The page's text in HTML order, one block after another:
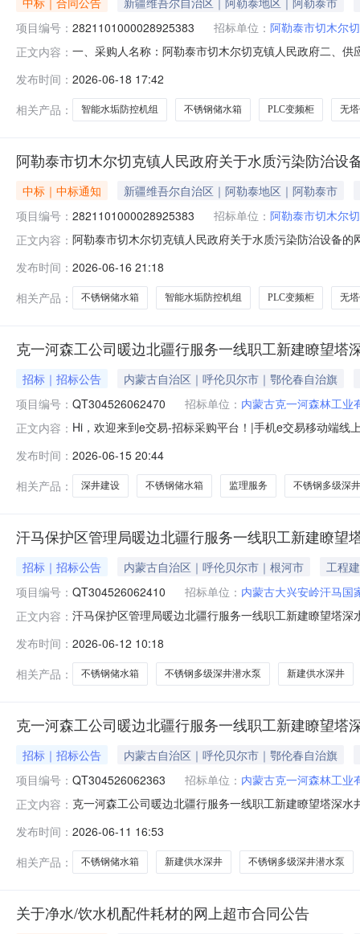
项目编号： 2821101000028925383 招标单位： 阿勒泰市切木尔
正文内容： 一、采购人名称：阿勒泰市切木尔切克镇人民政府二、
无型号个1.00440044002无型号水池相关不锈钢储水箱
发布时间： 2026-06-18 17:42
相关产品：
智能水垢防控机组 不锈钢储水箱 PLC变频柜 无
阿勒泰市切木尔切克镇人民政府关于水质污染防治设
中标｜中标通知
新疆维吾尔自治区｜阿勒泰地区｜阿勒泰市
项目编号： 2821101000028925383 招标单位： 阿勒泰市切木尔
正文内容： 阿勒泰市切木尔切克镇人民政府关于水质污染防治设备
采购计划金额（元）:项目所在行政区划编码:654301项
发布时间： 2026-06-16 21:18
相关产品：
不锈钢储水箱 智能水垢防控机组 PLC变频柜 无
克一河森工公司暖边北疆行服务一线职工新建瞭望
招标｜招标公告
内蒙古自治区｜呼伦贝尔市｜鄂伦春自治旗
项目编号： QT304526062470 招标单位： 内蒙古克一河森林工业
正文内容： Hi，欢迎来到e交易-招标采购平台！|手机e交易移动端线
——监理服务【网上竞价】重要提示：1、《》。2、在参
作流程及相关费用支付方
发布时间： 2026-06-15 20:44
相关产品：
深井建设 不锈钢储水箱 监理服务 不锈钢多级深
汗马保护区管理局暖边北疆行服务一线职工新建瞭望
招标｜招标公告 内蒙古自治区｜呼伦贝尔市｜根河市
工程
项目编号： QT304526062410 招标单位： 内蒙古大兴安岭汗马国
正文内容： 汗马保护区管理局暖边北疆行服务一线职工新建瞭望塔
交的项目，本平台不强制挂牌机构（单位）提供退换服
1115:19:35条目内容项目名称汗马保护
发布时间： 2026-06-12 10:18
相关产品：
不锈钢储水箱 不锈钢多级深井潜水泵 新建供水深井
克一河森工公司暖边北疆行服务一线职工新建瞭望塔
招标｜招标公告
内蒙古自治区｜呼伦贝尔市｜鄂伦春自治旗
项目编号： QT304526062363 招标单位： 内蒙古克一河森林工业
正文内容： 克一河森工公司暖边北疆行服务一线职工新建瞭望塔深
的项目，本平台不强制挂牌机构（单位）提供退换服务
目内容项目名称克一河森工公
发布时间： 2026-06-11 16:53
相关产品：
不锈钢储水箱 新建供水深井 不锈钢多级深井潜水泵
关于净水/饮水机配件耗材的网上超市合同公告